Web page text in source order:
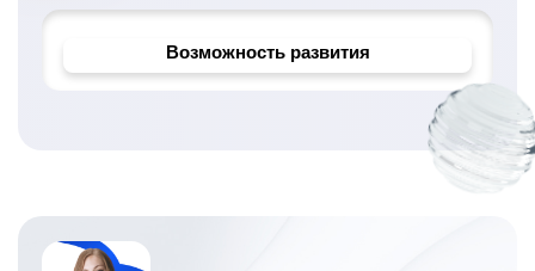
Возможность развития